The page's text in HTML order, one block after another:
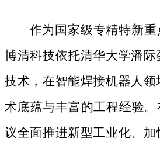
作为国家级专精特新重
博清科技依托清华大学潘际
技术，在智能焊接机器人
术底蕴与丰富的工程经验。
议全面推进新型工业化、加